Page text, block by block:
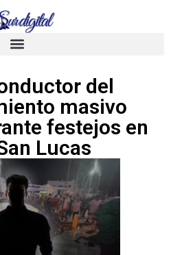
del
masivo
festejos en
Lucas